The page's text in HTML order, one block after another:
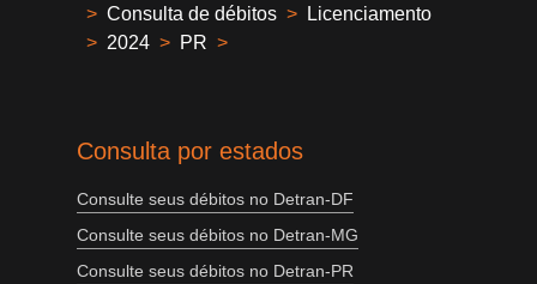
> Consulta de débitos >
Licenciamento
> 2024 > PR >
Consulta por estados
Consulte seus débitos no Detran-DF
Consulte seus débitos no Detran-MG
Consulte seus débitos no Detran-PR